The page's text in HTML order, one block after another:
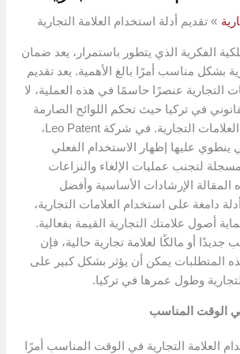
تقديم أدلة استخدام العلامة التجارية
الفكرية الذي يتطور باستمرار، يعد ضمان
بشكل مناسب أمرًا بالغ الأهمية. يعد تقديم
التجارية عنصرًا حاسمًا في هذه العملية، لا
في تركيا حيث تحكم اللوائح الصارمة
الحفاظ على حقوق العلامات التجارية. في شركة Leo Patent،
ينطوي عليها إظهار الاستخدام الفعلي
لتجنب عمليات الإلغاء والنزاعات
المقالة الإرشادات الأساسية وأفضل
دامغة على استخدام العلامات التجارية،
أصول علامتك التجارية القيمة بفعالية.
أو مالكًا لعلامة تجارية حالية، فإن
المتطلبات يمكن أن يؤثر بشكل كبير على
وطول عمرها في تركيا.
في الوقت المناسب
العلامة التجارية في الوقت المناسب أمرًا